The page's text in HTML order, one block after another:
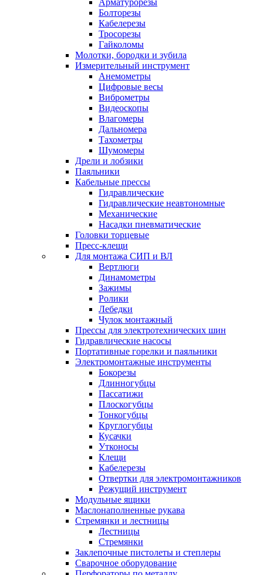
Арматурорезы
Болторезы
Кабелерезы
Тросорезы
Гайколомы
Молотки, бородки и зубила
Измерительный инструмент
Анемометры
Цифровые весы
Виброметры
Видеоскопы
Влагомеры
Дальномера
Тахометры
Шумомеры
Дрели и лобзики
Паяльники
Кабельные прессы
Гидравлические
Гидравлические неавтономные
Механические
Насадки пневматические
Головки торцевые
Пресс-клещи
Для монтажа СИП и ВЛ
Вертлюги
Динамометры
Зажимы
Ролики
Лебедки
Чулок монтажный
Прессы для электротехнических шин
Гидравлические насосы
Портативные горелки и паяльники
Электромонтажные инструменты
Бокорезы
Длинногубцы
Пассатижи
Плоскогубцы
Тонкогубцы
Круглогубцы
Кусачки
Утконосы
Клещи
Кабелерезы
Отвертки для электромонтажников
Режущий инструмент
Модульные ящики
Маслонаполненные рукава
Стремянки и лестницы
Лестницы
Стремянки
Заклепочные пистолеты и степлеры
Сварочное оборудование